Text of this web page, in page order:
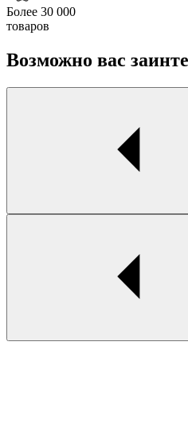
Более 30 000
товаров
Возможно вас